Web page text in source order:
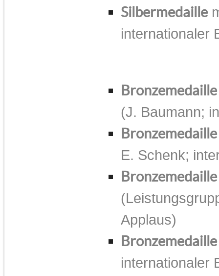
Silbermedaille
internationaler
(J. Baumann;
E. Schenk;
Bronzemedaille
Applaus)
Bronzemedaille
internationaler